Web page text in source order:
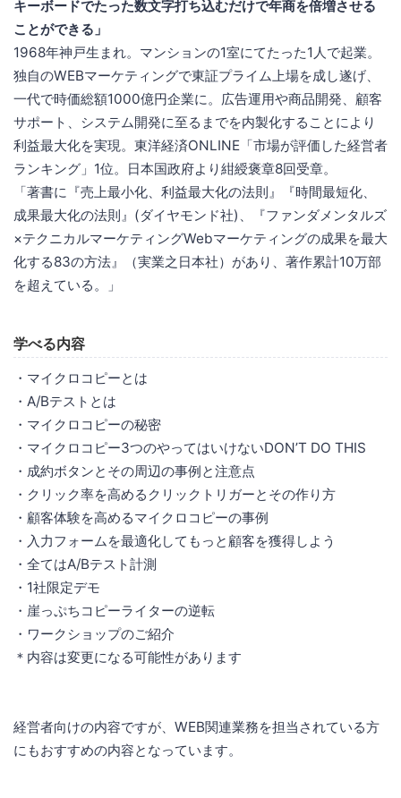
キーボードでたった数文字打ち込むだけで年商を倍増させる
ことができる」
1968年神戸生まれ。マンションの1室にてたった1人で起業。
独自のWEBマーケティングで東証プライム上場を成し遂げ、
一代で時価総額1000億円企業に。広告運用や商品開発、顧客
サポート、システム開発に至るまでを内製化することにより
利益最大化を実現。東洋経済ONLINE「市場が評価した経営者
ランキング」1位。日本国政府より紺綬褒章8回受章。
「著書に『売上最小化、利益最大化の法則』『時間最短化、
成果最大化の法則』(ダイヤモンド社)、『ファンダメンタルズ
×テクニカルマーケティングWebマーケティングの成果を最大
化する83の方法』（実業之日本社）があり、著作累計10万部
を超えている。」
学べる内容
・マイクロコピーとは
・A/Bテストとは
・マイクロコピーの秘密
・マイクロコピー3つのやってはいけないDON’T DO THIS
・成約ボタンとその周辺の事例と注意点
・クリック率を高めるクリックトリガーとその作り方
・顧客体験を高めるマイクロコピーの事例
・入力フォームを最適化してもっと顧客を獲得しよう
・全てはA/Bテスト計測
・1社限定デモ
・崖っぷちコピーライターの逆転
・ワークショップのご紹介
＊内容は変更になる可能性があります
経営者向けの内容ですが、WEB関連業務を担当されている方
にもおすすめの内容となっています。